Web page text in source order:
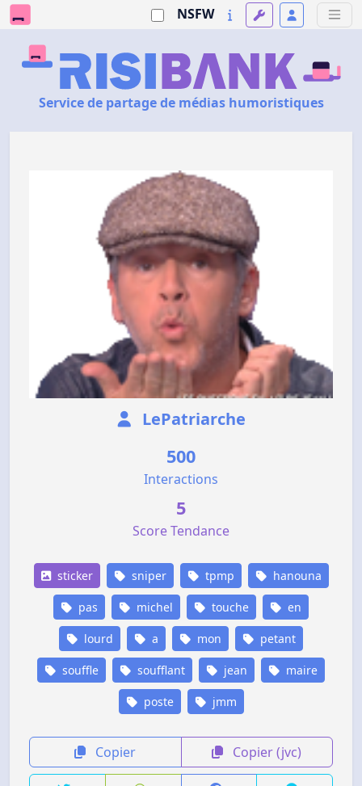
NSFW
Service de partage de médias humoristiques
LePatriarche
500
Interactions
5
Score Tendance
sticker sniper tpmp hanouna
pas michel touche en
lourd a mon petant
souffle soufflant jean maire
poste jmm
Copier Copier (jvc)